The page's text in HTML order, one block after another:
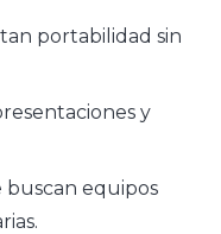
portabilidad sin
y
buscan equipos